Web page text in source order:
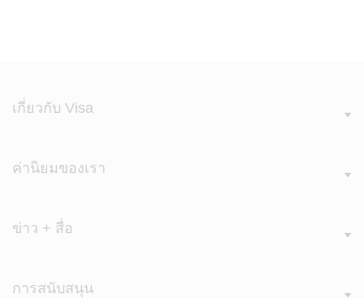
เกี่ยวกับ Visa
ค่านิยมของเรา
ข่าว + สื่อ
การสนับสนุน